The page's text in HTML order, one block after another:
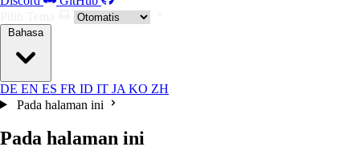
Bahasa
DE EN ES FR ID IT JA KO ZH
Pada halaman ini
Pada halaman ini